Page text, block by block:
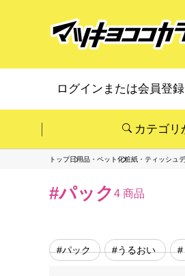
ログインまたは会員登
カテゴリ
トップ日用品・ペット化粧紙・ティッシュ
#パック 4 商品
#パック #うるおい #